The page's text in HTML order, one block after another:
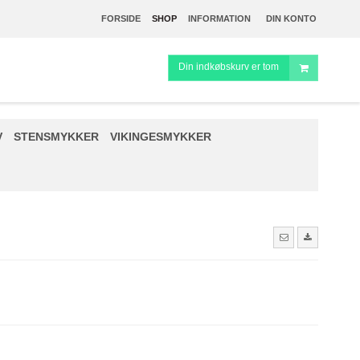
FORSIDE SHOP INFORMATION DIN KONTO
Din indkøbskurv er tom
STENSMYKKER VIKINGESMYKKER